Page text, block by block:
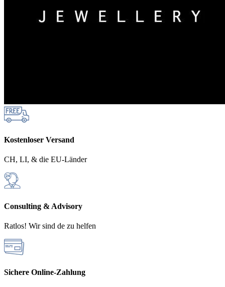
Kostenloser Versand
CH, LI, & die EU-Länder
Consulting & Advisory
Ratlos! Wir sind de zu helfen
Sichere Online-Zahlung